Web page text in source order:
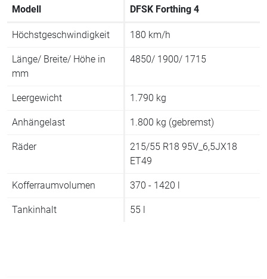
Modell DFSK Forthing 4
Höchstgeschwindigkeit 180 km/h
Länge/ Breite/ Höhe in
mm
4850/ 1900/ 1715
Leergewicht 1.790 kg
Anhängelast 1.800 kg (gebremst)
Räder
215/55 R18 95V_6,5JX18
ET49
Kofferraumvolumen 370 - 1420 l
Tankinhalt 55 l